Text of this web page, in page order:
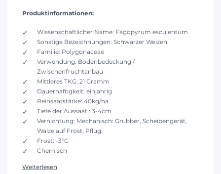
Produktinformationen:
Wissenschaftlicher Name: Fagopyrum esculentum
Sonstige Bezeichnungen: Schwarzer Weizen
Familie: Polygonaceae
Verwendung: Bodenbedeckung /
Zwischenfruchtanbau
Mittleres TKG: 21 Gramm
Dauerhaftigkeit: einjährig
Reinsaatstärke: 40kg/ha.
Tiefe der Aussaat : 3-4cm
Vernichtung: Mechanisch: Grubber, Scheibengerät,
Walze auf Frost, Pflug.
Frost: -3°C
Chemisch
Weiterlesen